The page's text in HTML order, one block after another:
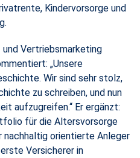
Kindervorsorge und
Vertriebsmarketing
„Unsere
Wir sind sehr stolz,
zu schreiben, und nun
aufzugreifen.“ Er ergänzt:
für die Altersvorsorge
nachhaltig orientierte Anleger
Versicherer in